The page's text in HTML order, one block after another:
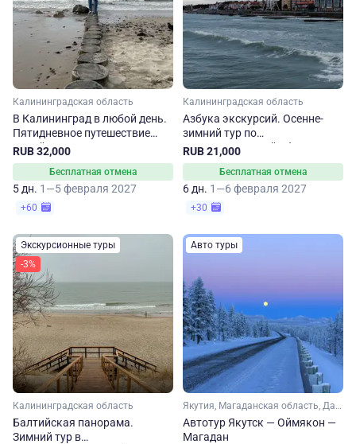
Калининградская область
В Калининград в любой день.
Пятидневное путешествие
зимой
RUB 32,000
Бесплатная отмена
5 дн. 1—5 февраля 2027
+60
Калининградская область
Азбука экскурсий. Осенне-
зимний тур по
Калининградской области
RUB 21,000
Бесплатная отмена
6 дн. 1—6 февраля 2027
+30
Экскурсионные туры
-3%
Калининградская область
Балтийская панорама.
Зимний тур в
Авто туры
Якутия, Магаданская область, Дальний Восток
Автотур Якутск — Оймякон —
Магадан